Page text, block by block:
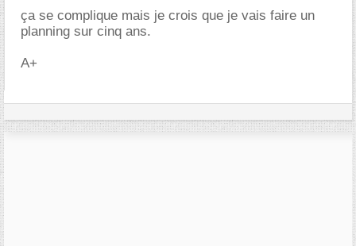
ça se complique mais je crois que je vais faire un
planning sur cinq ans.
A+